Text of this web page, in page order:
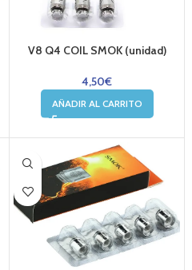
V8 Q4 COIL SMOK (unidad)
4,50€
AÑADIR AL CARRITO